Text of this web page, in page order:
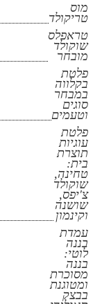
מוס
טריקולד
טראפלס
שוקולד
מובחר
פלטת
בקלווה
במבחר
סוגים
וטעמים
פלטת
עוגיות
תוצרת
בית:
טחינה,
שוקולד
צ'יפס,
שושנה
וקינמון
עמדת
בננה
לוטי:
בננה
מסוכרת
ומטוגנת
בבצק